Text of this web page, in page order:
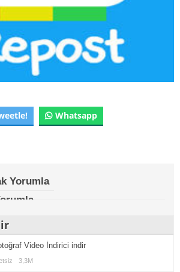
Whatsapp
Yorumla
Video İndirici indir
3,3M